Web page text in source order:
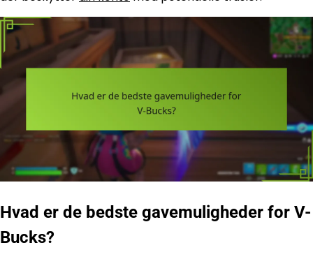
Hvad er de bedste gavemuligheder for V-
Bucks?